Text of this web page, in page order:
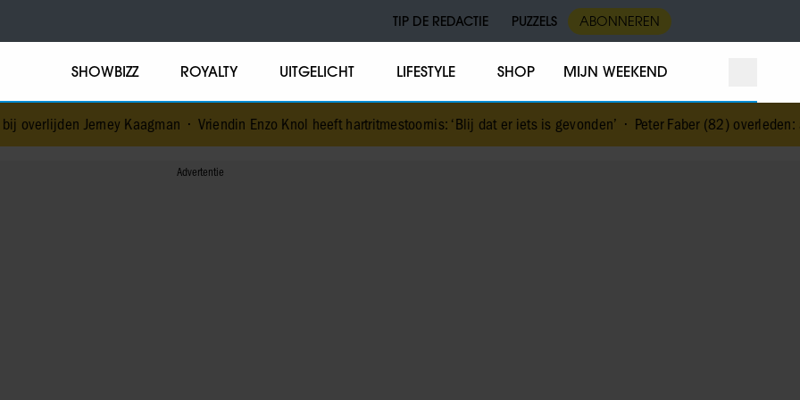
TIP DE REDACTIE PUZZELS ABONNEREN
SHOWBIZZ ROYALTY UITGELICHT LIFESTYLE SHOP MIJN WEEKEND
Kaagman•Vriendin Enzo Knol heeft hartritmestoornis: ‘Blij dat er iets is gevonden’• Peter Faber (82) overleden: acteur stierf